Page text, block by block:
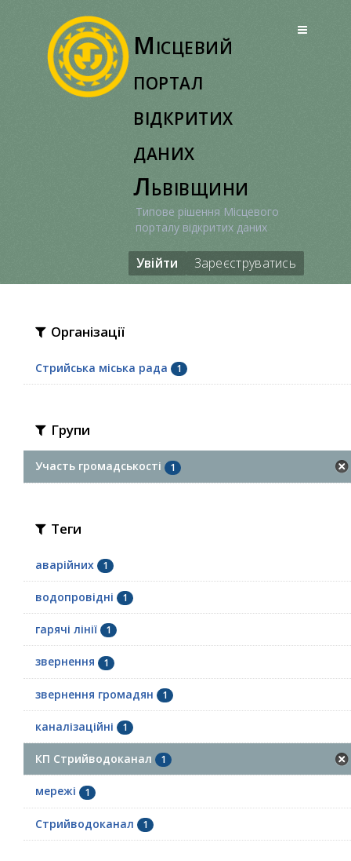
Місцевий
портал
відкритих
даних
Львівщини
Типове рішення Місцевого
порталу відкритих даних
Увійти Зареєструватись
Організації
Стрийська міська рада 1
Групи
Участь громадськості 1
Теги
аварійних 1
водопровідні 1
гарячі лінії 1
звернення 1
звернення громадян 1
каналізаційні 1
КП Стрийводоканал 1
мережі 1
Стрийводоканал 1